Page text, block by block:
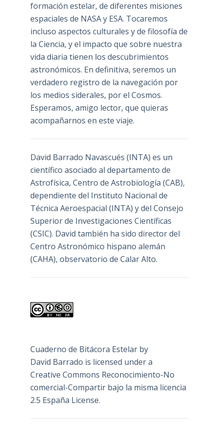
formación estelar, de diferentes misiones
espaciales de NASA y ESA. Tocaremos
incluso aspectos culturales y de filosofía de
la Ciencia, y el impacto que sobre nuestra
vida diaria tienen los descubrimientos
astronómicos. En definitiva, seremos un
verdadero registro de la navegación por
los medios siderales, por el Cosmos.
Esperamos, amigo lector, que quieras
acompañarnos en este viaje.
David Barrado Navascués (INTA) es un
científico asociado al departamento de
Astrofísica, Centro de Astrobiología (CAB),
dependiente del Instituto Nacional de
Técnica Aeroespacial (INTA) y del Consejo
Superior de Investigaciones Científicas
(CSIC). David también ha sido director del
Centro Astronómico hispano alemán
(CAHA), observatorio de Calar Alto.
Cuaderno de Bitácora Estelarby
David Barrado is licensed under a
Creative Commons Reconocimiento-No
comercial-Compartir bajo la misma licencia
2.5 España License.